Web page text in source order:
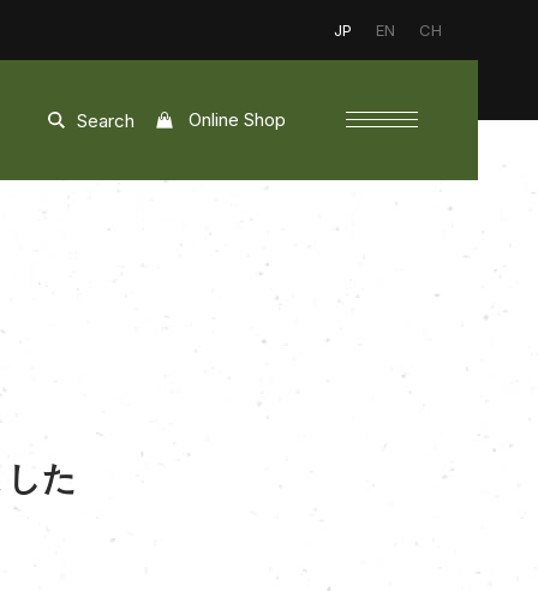
JP EN CH
Search Online Shop
た